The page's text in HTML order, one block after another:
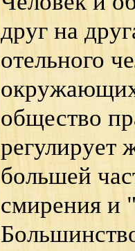
друг на
отельного
общество
регулирует
большей
смирения и